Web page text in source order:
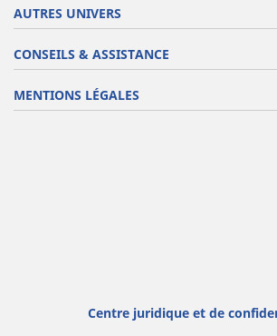
AUTRES UNIVERS
CONSEILS & ASSISTANCE
MENTIONS LÉGALES
Centre juridique et de